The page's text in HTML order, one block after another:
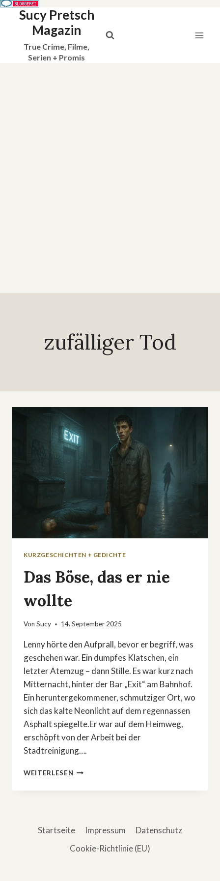
Sucy Pretsch
Magazin
True Crime, Filme,
Serien + Promis
zufälliger Tod
KURZGESCHICHTEN + GEDICHTE
Das Böse, das er nie
wollte
Von Sucy 14. September 2025
Lenny hörte den Aufprall, bevor er begriff, was
geschehen war. Ein dumpfes Klatschen, ein
letzter Atemzug – dann Stille. Es war kurz nach
Mitternacht, hinter der Bar „Exit“ am Bahnhof.
Ein heruntergekommener, schmutziger Ort, wo
sich das kalte Neonlicht auf dem regennassen
Asphalt spiegelte.Er war auf dem Heimweg,
erschöpft von der Arbeit bei der
Stadtreinigung….
WEITERLESEN DAS
DAS
Startseite Impressum
Datenschutz
Cookie-Richtlinie (EU)